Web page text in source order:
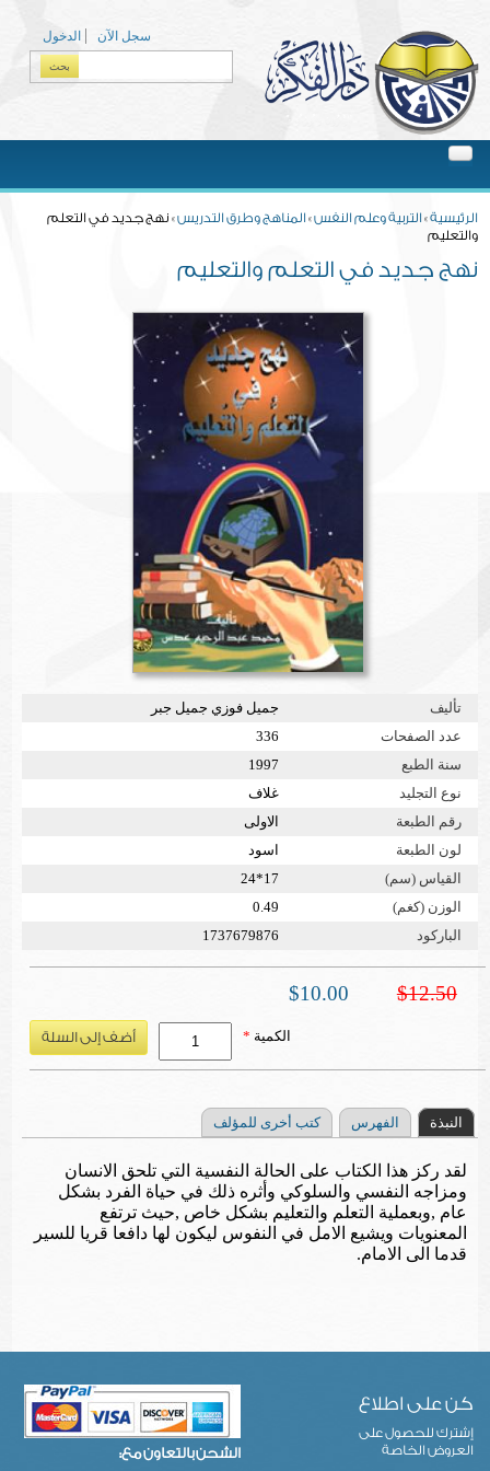
الدخول
سجل الآن
الرئيسية» التربية وعلم النفس» المناهج وطرق التدريس» نهج جديد في التعلم
والتعليم
نهج جديد في التعلم والتعليم
تأليف
جميل فوزي جميل جبر
عدد الصفحات
336
سنة الطبع
1997
نوع التجليد
غلاف
رقم الطبعة
الاولى
لون الطبعة
اسود
القياس (سم)
17*24
الوزن (كغم)
0.49
الباركود
1737679876
$12.50
$10.00
الكمية *
النبذة الفهرس كتب أخرى للمؤلف
لقد ركز هذا الكتاب على الحالة النفسية التي تلحق الانسان
ومزاجه النفسي والسلوكي وأثره ذلك في حياة الفرد بشكل
عام ,وبعملية التعلم والتعليم بشكل خاص ,حيث ترتفع
المعنويات ويشيع الامل في النفوس ليكون لها دافعا قريا للسير
قدما الى الامام.
كن على اطلاع
إشترك للحصول على
العروض الخاصة
الشحن بالتعاون مع: